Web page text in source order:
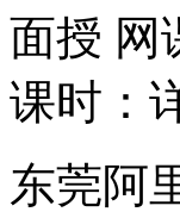
面授 网
课时：
东莞阿